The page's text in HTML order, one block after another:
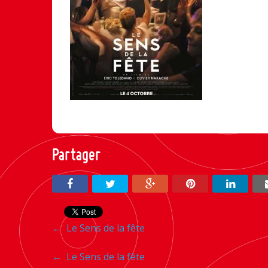
Partager
Navigation
entre
←Le Sens de la fête
Navigation
← Le Sens de la fête